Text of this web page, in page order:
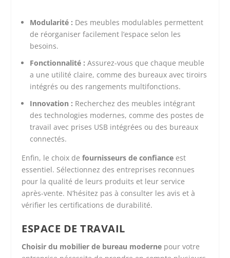
Modularité : Des meubles modulables permettent
de réorganiser facilement l’espace selon les
besoins.
Fonctionnalité : Assurez-vous que chaque meuble
a une utilité claire, comme des bureaux avec tiroirs
intégrés ou des rangements multifonctions.
Innovation : Recherchez des meubles intégrant
des technologies modernes, comme des postes de
travail avec prises USB intégrées ou des bureaux
connectés.
Enfin, le choix defournisseurs de confiance est
essentiel. Sélectionnez des entreprises reconnues
pour la qualité de leurs produits et leur service
après-vente. N’hésitez pas à consulter les avis et à
vérifier les certifications de durabilité.
ESPACE DE TRAVAIL
Choisir du mobilier de bureau moderne pour votre